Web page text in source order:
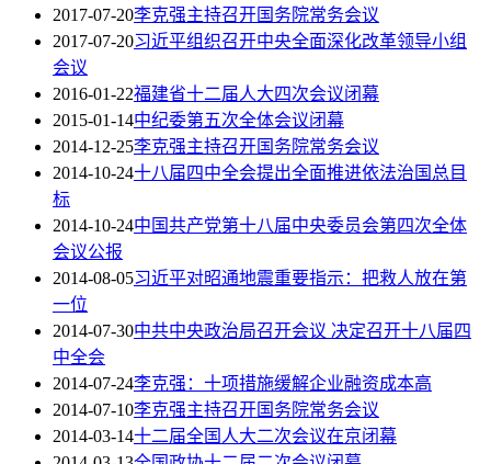
2017-07-20李克强主持召开国务院常务会议
2017-07-20习近平组织召开中央全面深化改革领导小组
会议
2016-01-22福建省十二届人大四次会议闭幕
2015-01-14中纪委第五次全体会议闭幕
2014-12-25李克强主持召开国务院常务会议
2014-10-24十八届四中全会提出全面推进依法治国总目
标
2014-10-24中国共产党第十八届中央委员会第四次全体
会议公报
2014-08-05习近平对昭通地震重要指示：把救人放在第
一位
2014-07-30中共中央政治局召开会议 决定召开十八届四
中全会
2014-07-24李克强：十项措施缓解企业融资成本高
2014-07-10李克强主持召开国务院常务会议
2014-03-14十二届全国人大二次会议在京闭幕